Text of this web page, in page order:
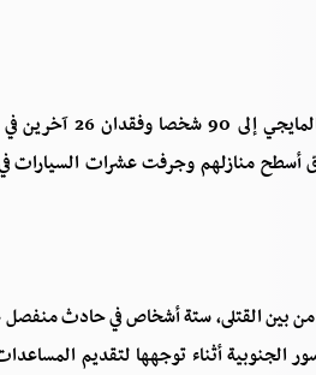
ارتفعت حصلية
أسطح منازلهم وجرفت عشرات السيارات
من بين القتلى، ستة أشخاص في حادث
الجنوبية أثناء توجهها لتقديم